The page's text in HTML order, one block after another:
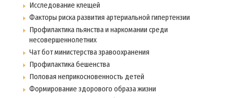
Исследование клещей
Факторы риска развития артериальной гипертензии
Профилактика пьянства и наркомании среди
несовершеннолетних
Чат бот министерства зравоохранения
Профилактика бешенства
Половая неприкосновенность детей
Формирование здорового образа жизни